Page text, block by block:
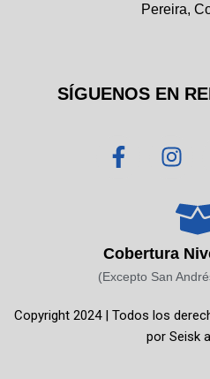
Pereira,
SÍGUENOS EN
F
a
o
o
-
I
n
t
a
g
r
m
Cobertura
(Excepto San
Copyright 2024 | Todos los
por Seisk